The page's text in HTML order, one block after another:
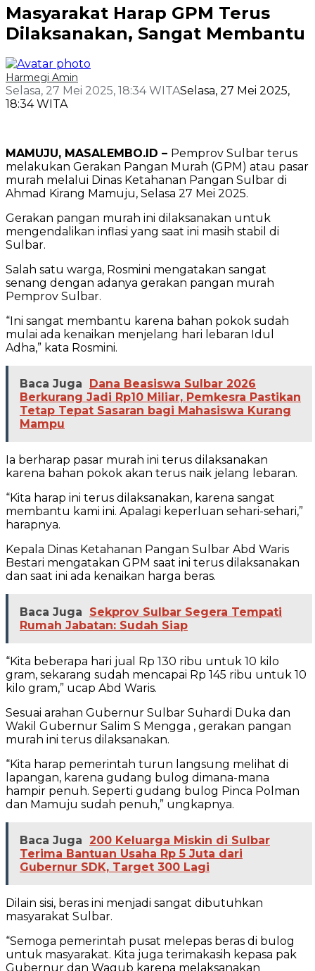
Masyarakat Harap GPM Terus
Dilaksanakan, Sangat Membantu
Harmegi Amin
Selasa, 27 Mei 2025, 18:34 WITASelasa, 27 Mei 2025,
18:34 WITA
MAMUJU, MASALEMBO.ID – Pemprov Sulbar terus
melakukan Gerakan Pangan Murah (GPM) atau pasar
murah melalui Dinas Ketahanan Pangan Sulbar di
Ahmad Kirang Mamuju, Selasa 27 Mei 2025.
Gerakan pangan murah ini dilaksanakan untuk
mengendalikan inflasi yang saat ini masih stabil di
Sulbar.
Salah satu warga, Rosmini mengatakan sangat
senang dengan adanya gerakan pangan murah
Pemprov Sulbar.
“Ini sangat membantu karena bahan pokok sudah
mulai ada kenaikan menjelang hari lebaran Idul
Adha,” kata Rosmini.
Baca Juga
Dana Beasiswa Sulbar 2026
Berkurang Jadi Rp10 Miliar, Pemkesra Pastikan
Tetap Tepat Sasaran bagi Mahasiswa Kurang
Mampu
Ia berharap pasar murah ini terus dilaksanakan
karena bahan pokok akan terus naik jelang lebaran.
“Kita harap ini terus dilaksanakan, karena sangat
membantu kami ini. Apalagi keperluan sehari-sehari,”
harapnya.
Kepala Dinas Ketahanan Pangan Sulbar Abd Waris
Bestari mengatakan GPM saat ini terus dilaksanakan
dan saat ini ada kenaikan harga beras.
Baca Juga
Sekprov Sulbar Segera Tempati
Rumah Jabatan: Sudah Siap
“Kita beberapa hari jual Rp 130 ribu untuk 10 kilo
gram, sekarang sudah mencapai Rp 145 ribu untuk 10
kilo gram,” ucap Abd Waris.
Sesuai arahan Gubernur Sulbar Suhardi Duka dan
Wakil Gubernur Salim S Mengga , gerakan pangan
murah ini terus dilaksanakan.
“Kita harap pemerintah turun langsung melihat di
lapangan, karena gudang bulog dimana-mana
hampir penuh. Seperti gudang bulog Pinca Polman
dan Mamuju sudah penuh,” ungkapnya.
Baca Juga 200 Keluarga Miskin di Sulbar
Terima Bantuan Usaha Rp 5 Juta dari
Gubernur SDK, Target 300 Lagi
Dilain sisi, beras ini menjadi sangat dibutuhkan
masyarakat Sulbar.
“Semoga pemerintah pusat melepas beras di bulog
untuk masyarakat. Kita juga terimakasih kepasa pak
Gubernur dan Wagub karena melaksanakan